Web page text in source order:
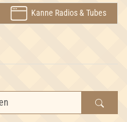
Kanne Radios & Tubes